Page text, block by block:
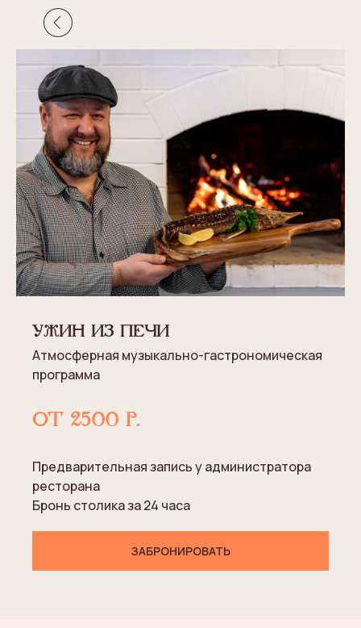
УЖИН ИЗ ПЕЧИ
Атмосферная музыкально-гастрономическая
программа
от 2500 р.
Предварительная запись у администратора
ресторана
Бронь столика за 24 часа
ЗАБРОНИРОВАТЬ